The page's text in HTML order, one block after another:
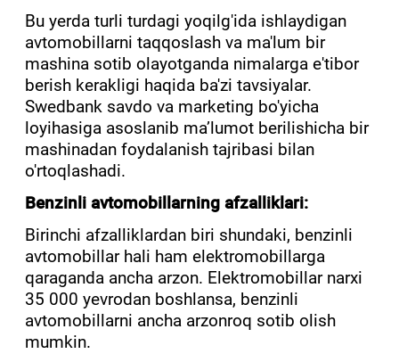
Bu yerda turli turdagi yoqilg'ida ishlaydigan
avtomobillarni taqqoslash va ma'lum bir
mashina sotib olayotganda nimalarga e'tibor
berish kerakligi haqida ba'zi tavsiyalar.
Swedbank savdo va marketing bo'yicha
loyihasiga asoslanib maʼlumot berilishicha bir
mashinadan foydalanish tajribasi bilan
o'rtoqlashadi.
Benzinli avtomobillarning afzalliklari:
Birinchi afzalliklardan biri shundaki, benzinli
avtomobillar hali ham elektromobillarga
qaraganda ancha arzon. Elektromobillar narxi
35 000 yevrodan boshlansa, benzinli
avtomobillarni ancha arzonroq sotib olish
mumkin.